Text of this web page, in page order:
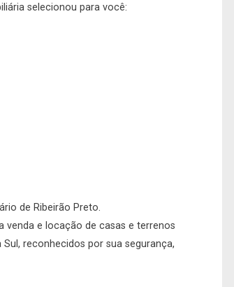
selecionou para você:
de Ribeirão Preto.
venda e locação de casas e terrenos
reconhecidos por sua segurança,